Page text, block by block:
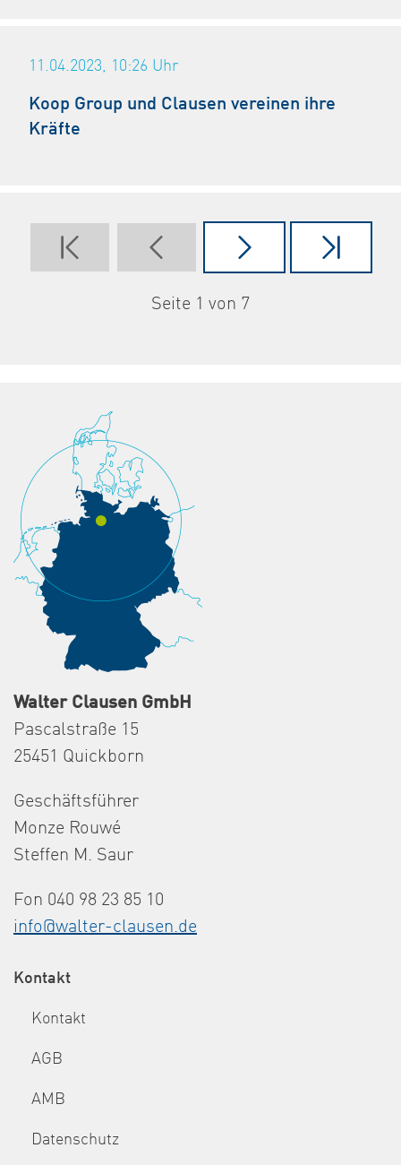
11.04.2023, 10:26 Uhr
Koop Group und Clausen vereinen ihre
Kräfte
Seite 1 von 7
Walter Clausen GmbH
Pascalstraße 15
25451 Quickborn
Geschäftsführer
Monze Rouwé
Steffen M. Saur
Fon 040 98 23 85 10
info@walter-clausen.de
Kontakt
Kontakt
AGB
AMB
Datenschutz